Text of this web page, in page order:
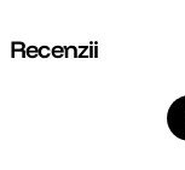
Recenzii